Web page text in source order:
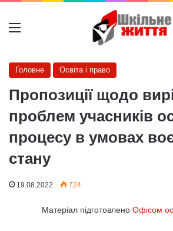
Меню
Головне Освіта і право
Пропозиції щодо
проблем учасників
процесу в умовах
стану
19.08.2022 724
Матеріал підготовлено Офісом